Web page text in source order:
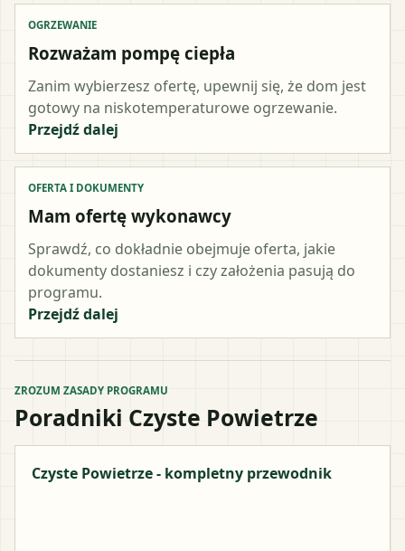
OGRZEWANIE
Rozważam pompę ciepła
Zanim wybierzesz ofertę, upewnij się, że dom jest
gotowy na niskotemperaturowe ogrzewanie.
Przejdź dalej
OFERTA I DOKUMENTY
Mam ofertę wykonawcy
Sprawdź, co dokładnie obejmuje oferta, jakie
dokumenty dostaniesz i czy założenia pasują do
programu.
Przejdź dalej
ZROZUM ZASADY PROGRAMU
Poradniki Czyste Powietrze
Czyste Powietrze - kompletny przewodnik